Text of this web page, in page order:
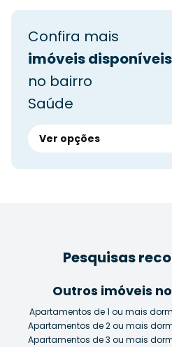
Confira mais
imóveis disponíveis
no bairro
Saúde
Ver opções
Pesquisas
Outros imóveis
Apartamentos de 1 ou mais
Apartamentos de 2 ou mais
Apartamentos de 3 ou mais